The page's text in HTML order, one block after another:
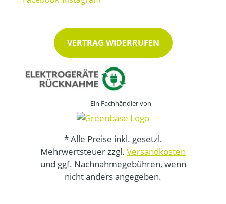
VERTRAG WIDERRUFEN
Ein Fachhändler von
* Alle Preise inkl. gesetzl.
Mehrwertsteuer zzgl. Versandkosten
und ggf. Nachnahmegebühren, wenn
nicht anders angegeben.